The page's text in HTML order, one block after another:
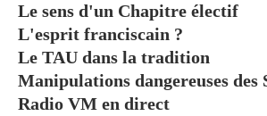
Le sens d'un Chapitre électif
L'esprit franciscain ?
Le TAU dans la tradition
Manipulations dangereuses des
Radio VM en direct